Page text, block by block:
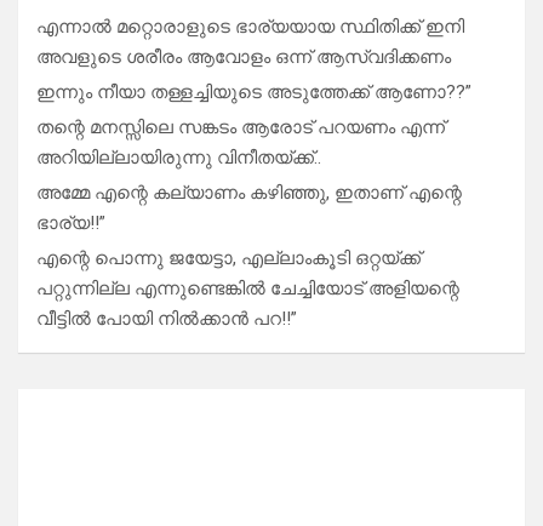
എന്നാൽ മറ്റൊരാളുടെ ഭാര്യയായ സ്ഥിതിക്ക് ഇനി
അവളുടെ ശരീരം ആവോളം ഒന്ന് ആസ്വദിക്കണം
ഇന്നും നീയാ തള്ളച്ചിയുടെ അടുത്തേക്ക് ആണോ??”
തന്റെ മനസ്സിലെ സങ്കടം ആരോട് പറയണം എന്ന്
അറിയില്ലായിരുന്നു വിനീതയ്ക്ക്..
അമ്മേ എന്റെ കല്യാണം കഴിഞ്ഞു, ഇതാണ് എന്റെ
ഭാര്യ!!”
എന്റെ പൊന്നു ജയേട്ടാ, എല്ലാംകൂടി ഒറ്റയ്ക്ക്
പറ്റുന്നില്ല എന്നുണ്ടെങ്കിൽ ചേച്ചിയോട് അളിയന്റെ
വീട്ടിൽ പോയി നിൽക്കാൻ പറ!!”